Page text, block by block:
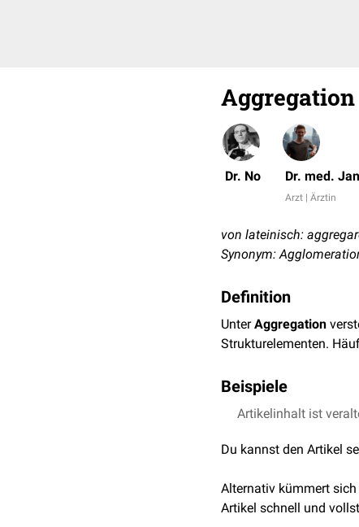
Aggregation
Dr. No Dr. med.
Arzt | Ärztin
von lateinisch:
Synonym:
Definition
UnterAggregation
Strukturelementen.
Beispiele
Proteinaggregation
Koagulum
Artikelinhalt ist
Du kannst den Artikel
Alternativ kümmert
Artikel schnell und